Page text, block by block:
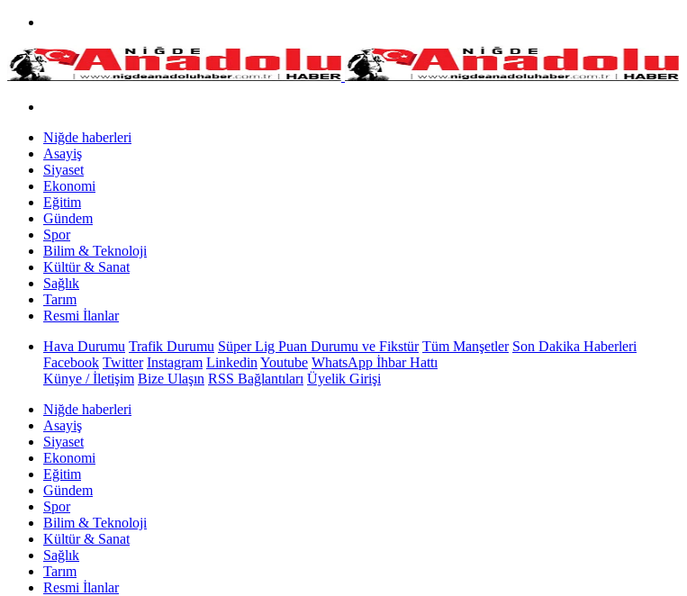
Niğde haberleri
Asayiş
Siyaset
Ekonomi
Eğitim
Gündem
Spor
Bilim & Teknoloji
Kültür & Sanat
Sağlık
Tarım
Resmi İlanlar
Hava Durumu Trafik Durumu Süper Lig Puan Durumu ve Fikstür Tüm Manşetler Son Dakika Haberleri
Facebook Twitter Instagram Linkedin Youtube WhatsApp İhbar Hattı
Künye / İletişim Bize Ulaşın RSS Bağlantıları Üyelik Girişi
Niğde haberleri
Asayiş
Siyaset
Ekonomi
Eğitim
Gündem
Spor
Bilim & Teknoloji
Kültür & Sanat
Sağlık
Tarım
Resmi İlanlar